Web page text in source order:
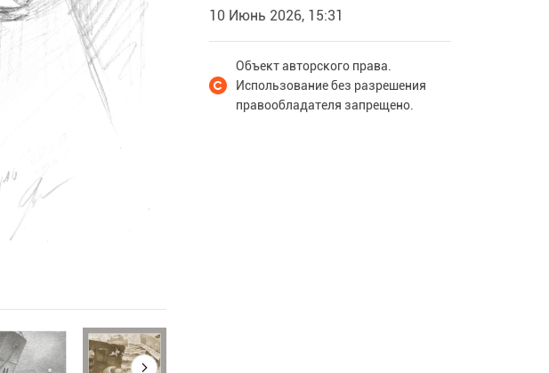
10 Июнь 2026, 15:31
Объект авторского права.
Использование без разрешения
правообладателя запрещено.